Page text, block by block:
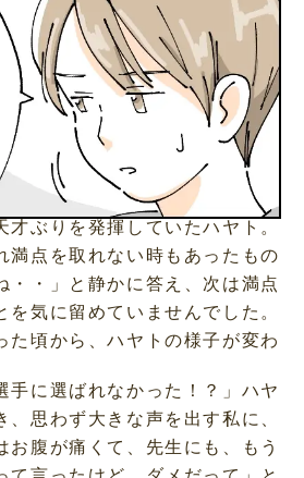
才ぶりを発揮していたハヤト。
満点を取れない時もあったもの
・・」と静かに答え、次は満点
気に留めていませんでした。
た頃から、ハヤトの様子が変わ
手に選ばれなかった！？」ハヤ
、思わず大きな声を出す私に、
お腹が痛くて、先生にも、もう